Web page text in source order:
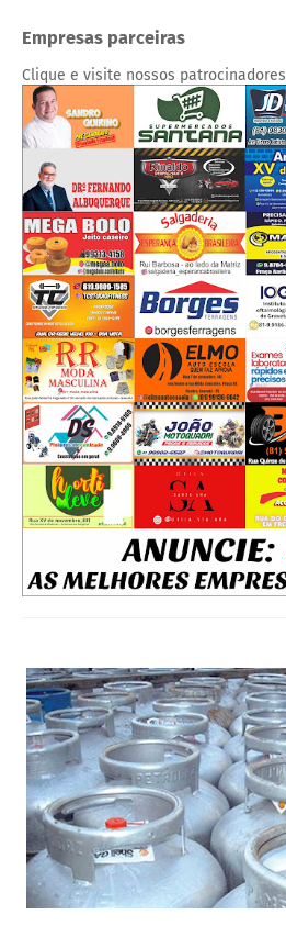
Empresas parceiras
Clique e visite nossos patrocinadores